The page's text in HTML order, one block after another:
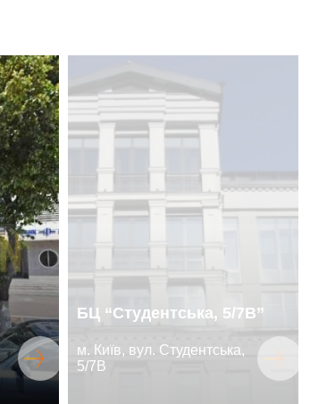
БЦ “Студентська, 5/7В”
м. Київ, вул. Студентська,
5/7В